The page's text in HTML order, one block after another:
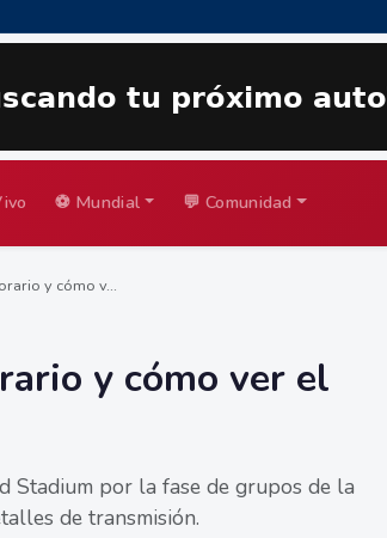
⚽ Mundial 💬 Comunidad
y cómo v...
y cómo ver el
Stadium por la fase de grupos de la
de transmisión.